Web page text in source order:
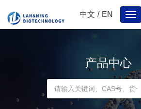
中文 / EN
产品中心